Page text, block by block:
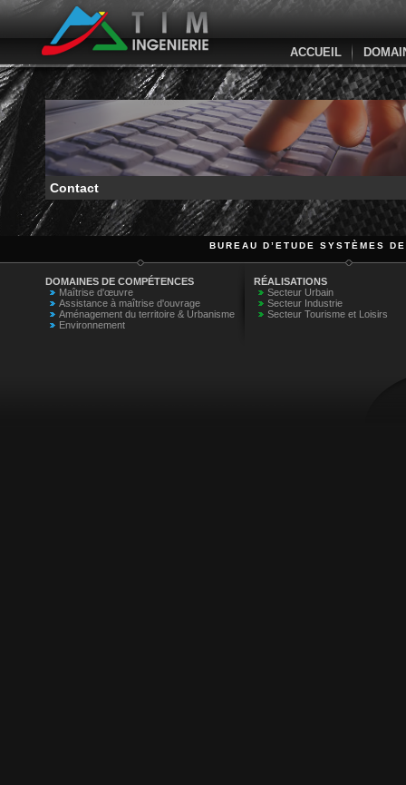
ACCUEIL
Contact
BUREAU D’ETUDE SYSTÈMES
DOMAINES DE COMPÉTENCES
Maîtrise d'œuvre
Assistance à maîtrise d'ouvrage
Aménagement du territoire & Urbanisme
Environnement
RÉALISATIONS
Secteur Urbain
Secteur Industrie
Secteur Tourisme et Loisirs